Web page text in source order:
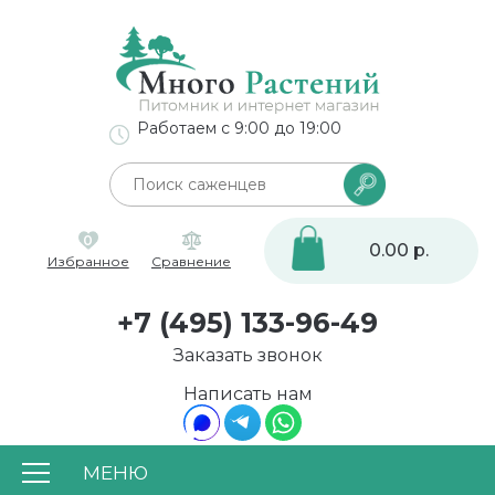
МЕНЮ
Написать нам
Работаем с 9:00 до 19:00
0
Избранное
Сравнение
0.00 р.
+7 (495) 133-96-49
Заказать звонок